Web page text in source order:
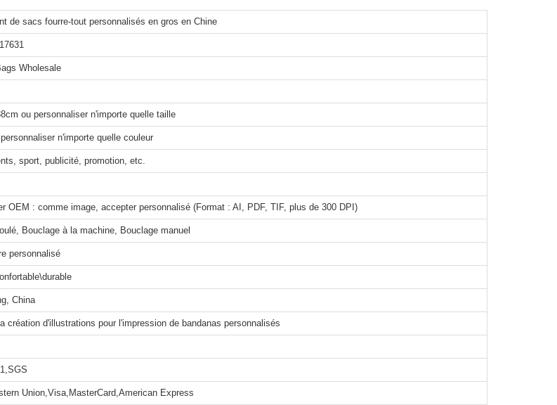
de sacs fourre-tout personnalisés en gros en Chine
Wholesale
ou personnaliser n'importe quelle taille
n'importe quelle couleur
sport, publicité, promotion, etc.
OEM : comme image, accepter personnalisé (Format : AI, PDF, TIF, plus de 300 DPI)
Bouclage à la machine, Bouclage manuel
personnalisé
China
création d'illustrations pour l'impression de bandanas personnalisés
Union,Visa,MasterCard,American Express